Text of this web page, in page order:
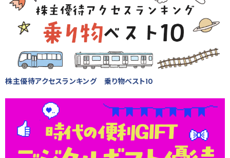
株主優待アクセスランキング 乗り物ベスト10